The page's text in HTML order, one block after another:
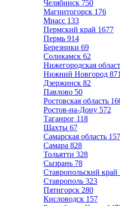
Челябинск 750
Магнитогорск 176
Миасс 133
Пермский край 1677
Пермь 914
Березники 69
Соликамск 62
Нижегородская
Нижний Новгород 871
Дзержинск 82
Павлово 50
Ростовская область
Ростов-на-Дону 572
Таганрог 118
Шахты 67
Самарская область
Самара 828
Тольятти 328
Сызрань 78
Ставропольский край
Ставрополь 323
Пятигорск 280
Кисловодск 157